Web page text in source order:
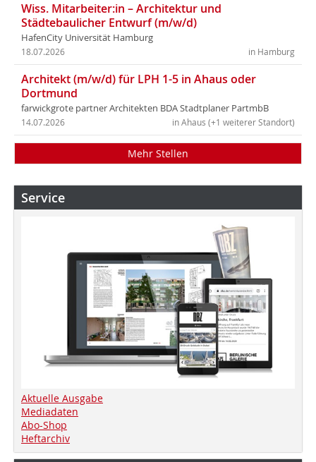
Wiss. Mitarbeiter:in – Architektur und
Städtebaulicher Entwurf (m/w/d)
HafenCity Universität Hamburg
in Hamburg
18.07.2026
Architekt (m/w/d) für LPH 1-5 in Ahaus oder
Dortmund
farwickgrote partner Architekten BDA Stadtplaner PartmbB
in Ahaus (+1 weiterer Standort)
14.07.2026
Mehr Stellen
Service
Aktuelle Ausgabe
Mediadaten
Abo-Shop
Heftarchiv